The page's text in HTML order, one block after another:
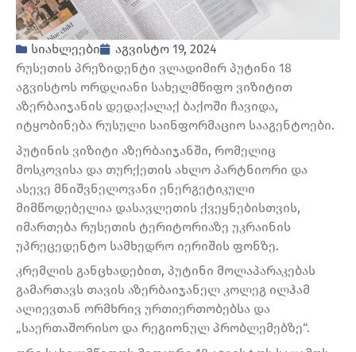
სიახლეები
აგვისტო 19, 2024
რუსეთის პრეზიდენტი ვლადიმირ პუტინი 18
აგვისტოს ორდღიანი სახელმწიფო ვიზიტით
აზერბაიჯანის დედაქალაქ ბაქოში ჩავიდა,
იტყობინება რუსული საინფორმაციო სააგენტოები.
პუტინის ვიზიტი აზერბაიჯანში, რომელიც
მოსკოვისა და თურქეთის ახლო პარტნიორი და
ასევე მნიშვნელოვანი ენერგეტიკული
მიმწოდებელია დასავლეთის ქვეყნებისთვის,
იმართება რუსეთის ტერიტორიაზე უკრაინის
უპრეცედენტო სამხედრო იერიშის ფონზე.
კრემლის განცხადებით, პუტინი მოლაპარაკებას
გამართავს თავის აზერბაიჯანელ კოლეგ ილჰამ
ალიევთან ორმხრივ ურთიერთობებსა და
„საერთაშორისო და რეგიონულ პრობლემებზე“.